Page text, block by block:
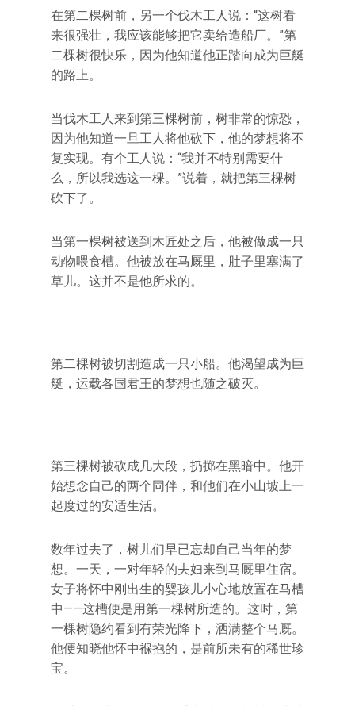
在第二棵树前，另一个伐木工人说：“这树看
来很强壮，我应该能够把它卖给造船厂。”第
二棵树很快乐，因为他知道他正踏向成为巨艇
的路上。
当伐木工人来到第三棵树前，树非常的惊恐，
因为他知道一旦工人将他砍下，他的梦想将不
复实现。有个工人说：“我并不特别需要什
么，所以我选这一棵。”说着，就把第三棵树
砍下了。
当第一棵树被送到木匠处之后，他被做成一只
动物喂食槽。他被放在马厩里，肚子里塞满了
草儿。这并不是他所求的。
第二棵树被切割造成一只小船。他渴望成为巨
艇，运载各国君王的梦想也随之破灭。
第三棵树被砍成几大段，扔掷在黑暗中。他开
始想念自己的两个同伴，和他们在小山坡上一
起度过的安适生活。
数年过去了，树儿们早已忘却自己当年的梦
想。一天，一对年轻的夫妇来到马厩里住宿。
女子将怀中刚出生的婴孩儿小心地放置在马槽
中——这槽便是用第一棵树所造的。这时，第
一棵树隐约看到有荣光降下，洒满整个马厩。
他便知晓他怀中褓抱的，是前所未有的稀世珍
宝。